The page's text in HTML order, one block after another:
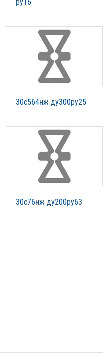
ру16
30с564нж ду300ру25
30с76нж ду200ру63